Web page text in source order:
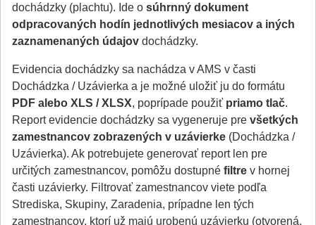
dochádzky (plachtu). Ide o súhrnný dokument
odpracovaných hodín jednotlivých mesiacov a iných
zaznamenaných údajov dochádzky.
Evidencia dochádzky sa nachádza v AMS v časti
Dochádzka / Uzávierka a je možné uložiť ju do formátu
PDF alebo XLS / XLSX, poprípade použiť priamo tlač.
Report evidencie dochádzky sa vygeneruje pre všetkých
zamestnancov zobrazených v uzávierke (Dochádzka /
Uzávierka). Ak potrebujete generovať report len pre
určitých zamestnancov, pomôžu dostupné filtre v hornej
časti uzávierky. Filtrovať zamestnancov viete podľa
Strediska, Skupiny, Zaradenia, prípadne len tých
zamestnancov, ktorí už majú urobenú uzávierku (otvorená,